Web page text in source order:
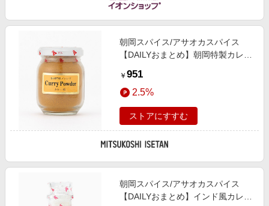
朝岡スパイス/アサオカスパイス
【DAILYおまとめ】朝岡特製カレー
￥ 951
2.5%
ストアにすすむ
朝岡スパイス/アサオカスパイス
【DAILYおまとめ】インド風カレー